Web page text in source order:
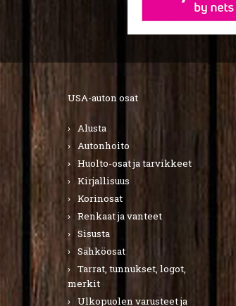
USA-auton osat
Alusta
Autonhoito
Huolto-osat ja tarvikkeet
Kirjallisuus
Korinosat
Renkaat ja vanteet
Sisusta
Sähköosat
Tarrat, tunnukset, logot,
merkit
Ulkopuolen varusteet ja